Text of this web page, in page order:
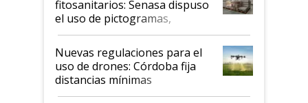
fitosanitarios: Senasa dispuso
el uso de pictogramas,
palabras de advertencia e
indicaciones
Nuevas regulaciones para el
uso de drones: Córdoba fija
distancias mínimas